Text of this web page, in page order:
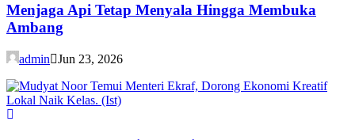
Menjaga Api Tetap Menyala Hingga Membuka
Ambang
admin Jun 23, 2026